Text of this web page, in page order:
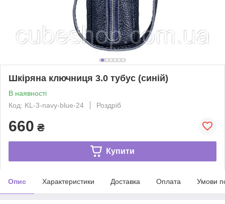
Шкіряна ключниця 3.0 тубус (синій)
В наявності
Код: KL-3-navy-blue-24
Роздріб
660 ₴
Купити
Опис Характеристики Доставка Оплата Умови